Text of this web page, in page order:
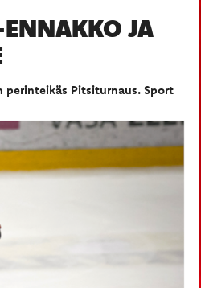
JA
perinteikäs Pitsiturnaus. Sport